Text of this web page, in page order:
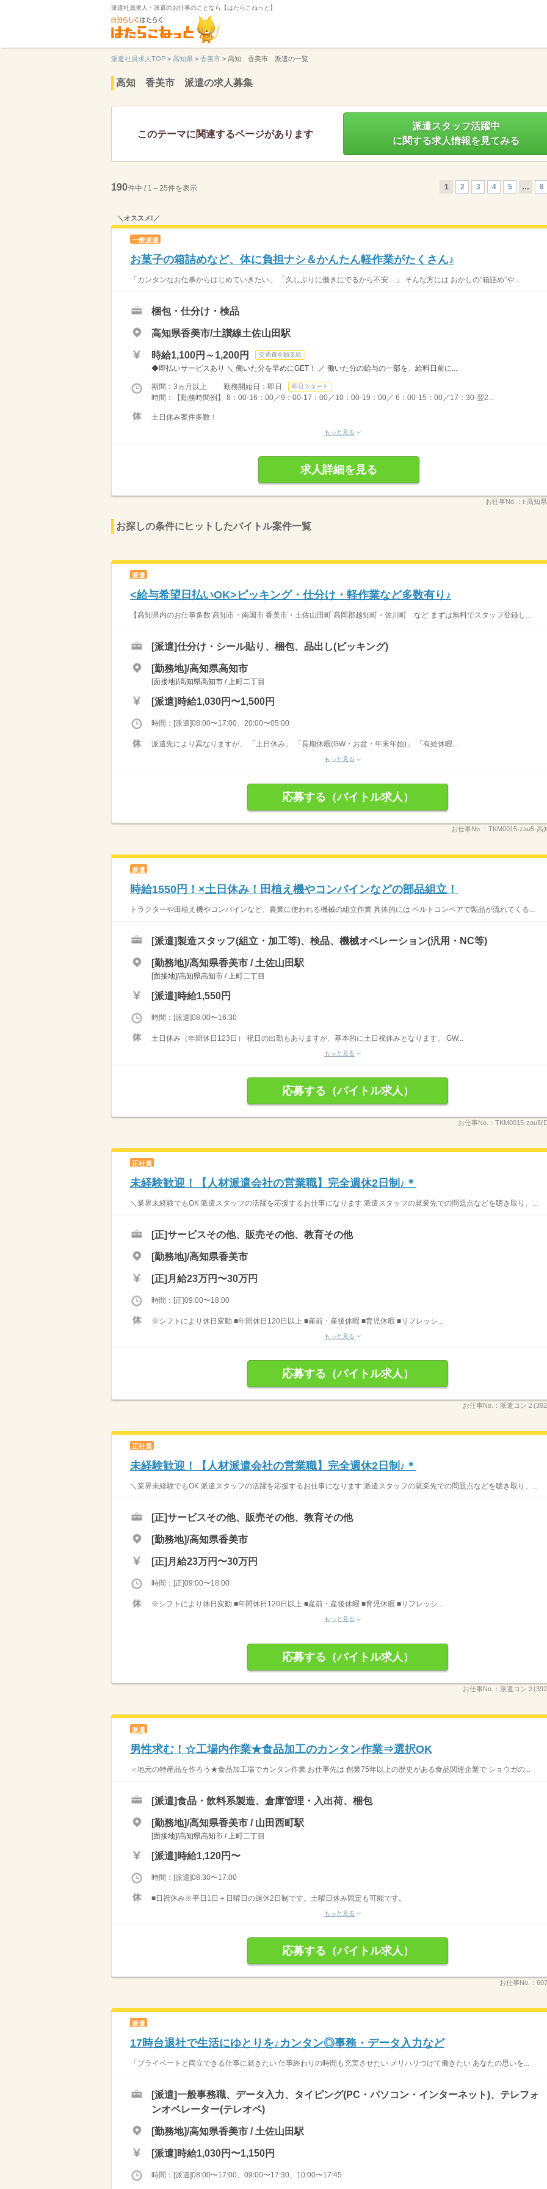
派遣社員求人・派遣のお仕事のことなら【はたらこねっと】
派遣社員求人TOP > 高知県 > 香美市 > 高知 香美市 派遣の一覧
高知 香美市 派遣の求人募集
このテーマに関連するページがあります
派遣スタッフ活躍中
に関する求人情報を見てみる
190件中 / 1～25件を表示 1 2 3 4 5 … 8
＼オススメ!／
一般派遣
お菓子の箱詰めなど、体に負担ナシ＆かんたん軽作業がたくさん♪
「カンタンなお仕事からはじめていきたい」 「久しぶりに働きにでるから不安…」 そんな方には おかしの”箱詰め”や...
梱包・仕分け・検品
高知県香美市/土讃線土佐山田駅
時給1,100円～1,200円 交通費全額支給
◆即払いサービスあり ＼ 働いた分を早めにGET！ ／ 働いた分の給与の一部を、給料日前に...
期間：3ヵ月以上 勤務開始日：即日 即日スタート
時間：【勤務時間例】 8：00-16：00／9：00-17：00／10：00-19：00／ 6：00-15：00／17：30-翌2...
土日休み案件多数！
もっと見る
求人詳細を見る
お仕事No.： t-高知
お探しの条件にヒットしたバイトル案件一覧
派遣
<給与希望日払いOK>ピッキング・仕分け・軽作業など多数有り♪
【高知県内のお仕事多数 高知市・南国市 香美市・土佐山田町 高岡郡越知町・佐川町 など まずは無料でスタッフ登録し...
[派遣]仕分け・シール貼り、梱包、品出し(ピッキング)
[勤務地]/高知県高知市
[面接地]/高知県高知市 / 上町二丁目
[派遣] 時給1,030円〜1,500円
時間：[派遣]08:00〜17:00、20:00〜05:00
派遣先により異なりますが、 「土日休み」 「長期休暇(GW・お盆・年末年始)」 「有給休暇...
もっと見る
応募する（バイトル求人）
お仕事No.： TKM0015-zau5-高
派遣
時給1550円！×土日休み！田植え機やコンバインなどの部品組立！
トラクターや田植え機やコンバインなど、農業に使われる機械の組立作業 具体的には ベルトコンベアで製品が流れてくる...
[派遣]製造スタッフ(組立・加工等)、検品、機械オペレーション(汎用・NC等)
[勤務地]/高知県香美市 / 土佐山田駅
[面接地]/高知県高知市 / 上町二丁目
[派遣] 時給1,550円
時間：[派遣]08:00〜16:30
土日休み（年間休日123日） 祝日の出勤もありますが、基本的に土日祝休みとなります。 GW...
もっと見る
応募する（バイトル求人）
お仕事No.： TKM0015-
正社員
未経験歓迎！【人材派遣会社の営業職】完全週休2日制♪＊
＼業界未経験でもOK 派遣スタッフの活躍を応援するお仕事になります 派遣スタッフの就業先での問題点などを聴き取り、...
[正]サービスその他、販売その他、教育その他
[勤務地]/高知県香美市
[正] 月給23万円〜30万円
時間：[正]09:00〜18:00
※シフトにより休日変動 ■年間休日120日以上 ■産前・産後休暇 ■育児休暇 ■リフレッシ...
もっと見る
応募する（バイトル求人）
お仕事No.： 派遣コン２
正社員
未経験歓迎！【人材派遣会社の営業職】完全週休2日制♪＊
＼業界未経験でもOK 派遣スタッフの活躍を応援するお仕事になります 派遣スタッフの就業先での問題点などを聴き取り、...
[正]サービスその他、販売その他、教育その他
[勤務地]/高知県香美市
[正] 月給23万円〜30万円
時間：[正]09:00〜18:00
※シフトにより休日変動 ■年間休日120日以上 ■産前・産後休暇 ■育児休暇 ■リフレッシ...
もっと見る
応募する（バイトル求人）
お仕事No.： 派遣コン２
派遣
男性求む！☆工場内作業★食品加工のカンタン作業⇒選択OK
＜地元の特産品を作ろう★食品加工場でカンタン作業 お仕事先は 創業75年以上の歴史がある食品関連企業で ショウガの...
[派遣]食品・飲料系製造、倉庫管理・入出荷、梱包
[勤務地]/高知県香美市 / 山田西町駅
[面接地]/高知県高知市 / 上町二丁目
[派遣] 時給1,120円〜
時間：[派遣]08:30〜17:00
■日祝休み※平日1日＋日曜日の週休2日制です。土曜日休み固定も可能です。
もっと見る
応募する（バイトル求人）
お仕事No.：
派遣
17時台退社で生活にゆとりを♪カンタン◎事務・データ入力など
「プライベートと両立できる仕事に就きたい 仕事終わりの時間も充実させたい メリハリつけて働きたい あなたの思いを...
[派遣]一般事務職、データ入力、タイピング(PC・パソコン・インターネット)、テレフォ
ンオペレーター(テレオペ)
[勤務地]/高知県香美市 / 土佐山田駅
[派遣] 時給1,030円〜1,150円
時間：[派遣]08:00〜17:00、09:00〜17:30、10:00〜17:45